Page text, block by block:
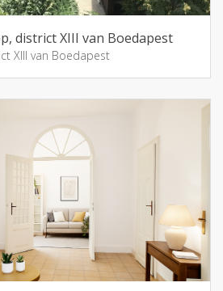
district XIII van Boedapest
XIII van Boedapest